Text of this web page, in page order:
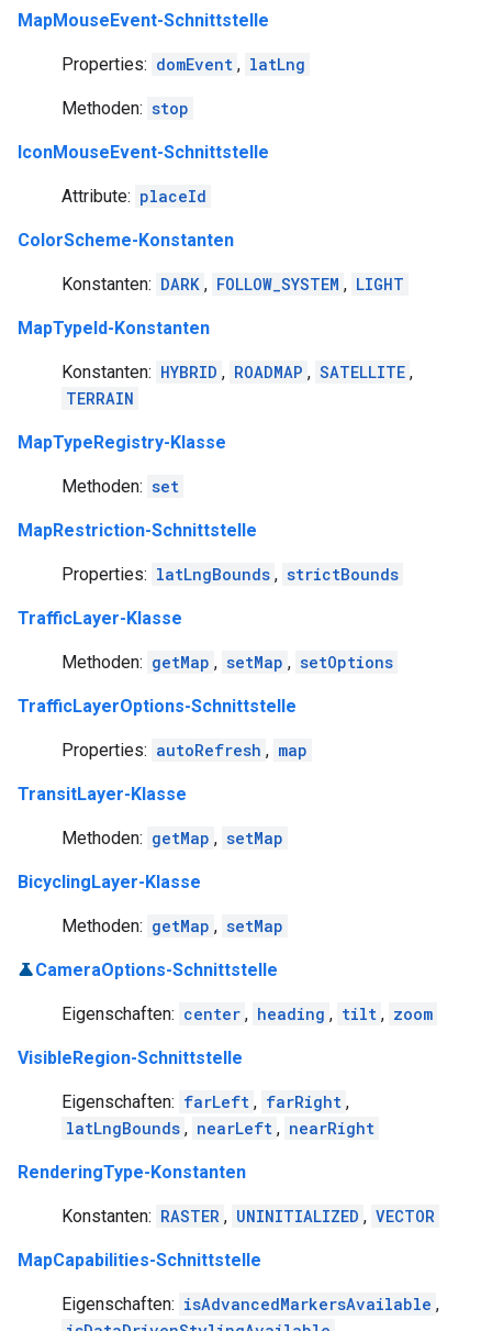
MapMouseEvent-Schnittstelle
Properties: domEvent , latLng
Methoden: stop
IconMouseEvent-Schnittstelle
Attribute: placeId
ColorScheme-Konstanten
Konstanten: DARK , FOLLOW_SYSTEM , LIGHT
MapTypeId-Konstanten
Konstanten: HYBRID , ROADMAP , SATELLITE ,
TERRAIN
MapTypeRegistry-Klasse
Methoden: set
MapRestriction-Schnittstelle
Properties: latLngBounds , strictBounds
TrafficLayer-Klasse
Methoden: getMap , setMap , setOptions
TrafficLayerOptions-Schnittstelle
Properties: autoRefresh , map
TransitLayer-Klasse
Methoden: getMap , setMap
BicyclingLayer-Klasse
Methoden: getMap , setMap
CameraOptions-Schnittstelle
Eigenschaften: center , heading , tilt , zoom
VisibleRegion-Schnittstelle
Eigenschaften: farLeft , farRight ,
latLngBounds , nearLeft , nearRight
RenderingType-Konstanten
Konstanten: RASTER , UNINITIALIZED , VECTOR
MapCapabilities-Schnittstelle
Eigenschaften: isAdvancedMarkersAvailable ,